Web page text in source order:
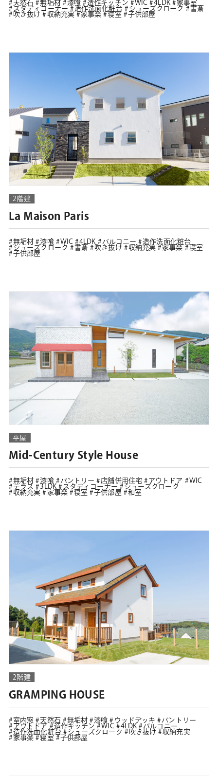
天然石 無垢材 漆喰 造作キッチン WIC 4LDK
家事室
スタディコーナー
造作洗面化粧台 シューズクローク
書斎
吹き抜け
収納充実 家事楽 寝室 子供部屋
2階建
La Maison Paris
無垢材 漆喰 WIC 4LDK バルコニー
造作洗面化粧台
シューズクローク
書斎 吹き抜け 収納充実 家事楽
寝室
子供部屋
平屋
Mid-Century Style House
無垢材 漆喰 パントリー 店舗併用住宅 アウトドア
WIC
テラス
3LDK スタディコーナー
シューズクローク
収納充実
家事楽 寝室 子供部屋 和室
2階建
GRAMPING HOUSE
室内窓 天然石 無垢材 漆喰 ウッドデッキ
パントリー
アウトドア
造作キッチン WIC 4LDK
バルコニー
造作洗面化粧台
シューズクローク 吹き抜け
収納充実
家事楽
寝室 子供部屋